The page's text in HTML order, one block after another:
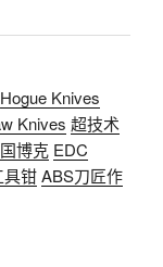
Hogue Knives
Knives 超技术
博克 EDC
具钳ABS刀匠作